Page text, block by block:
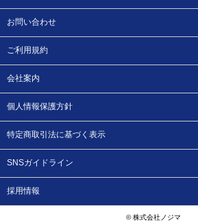
お問い合わせ
ご利用規約
会社案内
個人情報保護方針
特定商取引法に基づく表示
SNSガイドライン
採用情報
© 株式会社ノジマ